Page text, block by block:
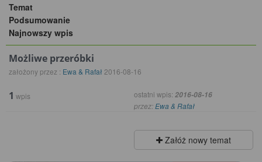
Temat
Podsumowanie
Najnowszy wpis
Możliwe przeróbki
założony przez : Ewa & Rafał 2016-08-16
1 wpis ostatni wpis: 2016-08-16
przez:Ewa & Rafał
Załóż nowy temat